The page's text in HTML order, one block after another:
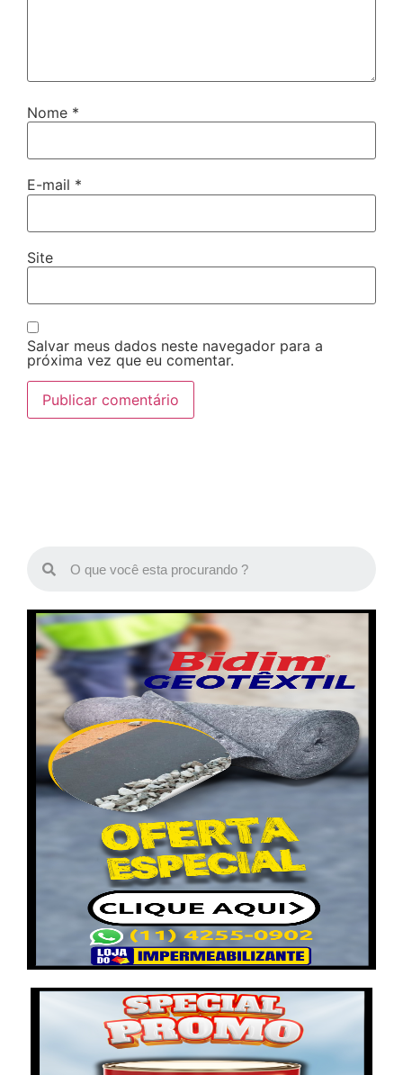
Nome *
E-mail *
Site
Salvar meus dados neste navegador para a
próxima vez que eu comentar.